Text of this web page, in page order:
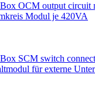
OCM output circuit
Modul je 420VA
SCM switch
für externe